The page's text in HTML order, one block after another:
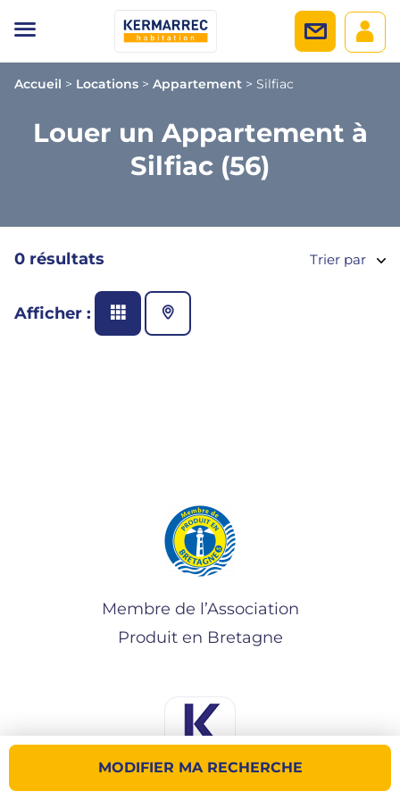
Accueil > Locations > Appartement > Silfiac
Louer un Appartement à
Silfiac (56)
MODIFIER MA RECHERCHE
0 résultats Trier par
Afficher :
Membre de l’Association
Produit en Bretagne